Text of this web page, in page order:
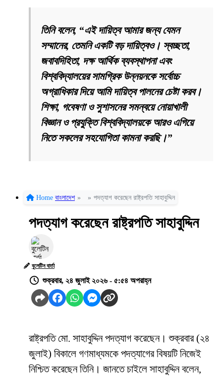
তিনি বলেন, “এই দায়িত্ব আমার জন্য যেমন
সম্মানের, তেমনি একটি বড় দায়িত্বও। স্বচ্ছতা,
জবাবদিহিতা, দক্ষ আর্থিক ব্যবস্থাপনা এবং
বিশ্ববিদ্যালয়ের সামগ্রিক উন্নয়নকে সর্বোচ্চ
অগ্রাধিকার দিয়ে আমি দায়িত্ব পালনের চেষ্টা করব।
শিক্ষা, গবেষণা ও সুশাসনের সমন্বয়ে নোয়াখালী
বিজ্ঞান ও প্রযুক্তি বিশ্ববিদ্যালয়কে আরও এগিয়ে
নিতে সকলের সহযোগিতা কামনা করছি।”
Home বাংলাদেশ » » পদত্যাগ করেছেন রাষ্ট্রপতি সাহাবুদ্দিন
পদত্যাগ করেছেন রাষ্ট্রপতি সাহাবুদ্দিন
বুলেটিন বার্তা
শুক্রবার, ২৪ জুলাই ২০২৬ - ৫:৫৪ অপরাহ্ন
রাষ্ট্রপতি মো. সাহাবুদ্দিন পদত্যাগ করেছেন। শুক্রবার (২৪
জুলাই) বিকালে গণমাধ্যমকে পদত্যাগের বিষয়টি নিজেই
নিশ্চিত করেছেন তিনি। জানতে চাইলে সাহাবুদ্দিন বলেন,